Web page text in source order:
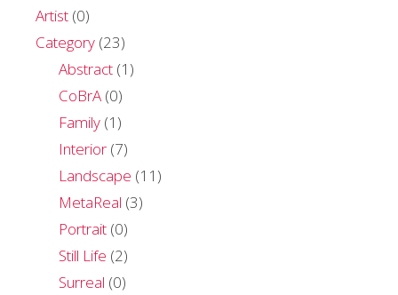
Artist (0)
Category (23)
Abstract(1)
CoBrA(0)
Family(1)
Interior(7)
Landscape (11)
MetaReal (3)
Portrait(0)
Still Life (2)
Surreal (0)